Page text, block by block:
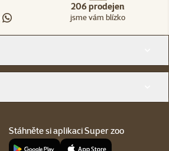
206 prodejen
jsme vám blízko
Stáhněte si aplikaci Super zoo